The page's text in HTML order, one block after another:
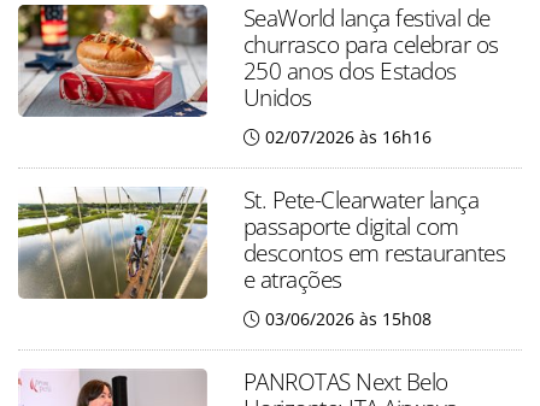
SeaWorld lança festival de
churrasco para celebrar os
250 anos dos Estados
Unidos
02/07/2026 às 16h16
St. Pete-Clearwater lança
passaporte digital com
descontos em restaurantes
e atrações
03/06/2026 às 15h08
PANROTAS Next Belo